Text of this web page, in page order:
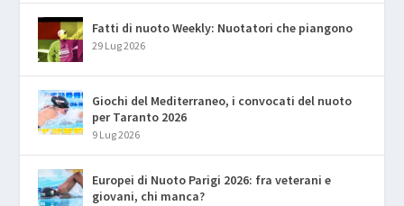
Fatti di nuoto Weekly: Nuotatori che piangono
29 Lug 2026
Giochi del Mediterraneo, i convocati del nuoto
per Taranto 2026
9 Lug 2026
Europei di Nuoto Parigi 2026: fra veterani e
giovani, chi manca?